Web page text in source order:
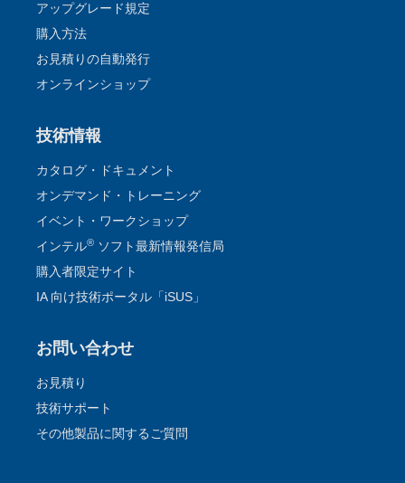
アップグレード規定
購入方法
お見積りの自動発行
オンラインショップ
技術情報
カタログ・ドキュメント
オンデマンド・トレーニング
イベント・ワークショップ
インテル® ソフト最新情報発信局
購入者限定サイト
IA 向け技術ポータル「iSUS」
お問い合わせ
お見積り
技術サポート
その他製品に関するご質問